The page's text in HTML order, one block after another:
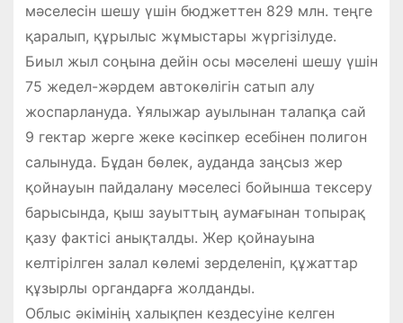
мәселесін шешу үшін бюджеттен 829 млн. теңге
қаралып, құрылыс жұмыстары жүргізілуде.
Биыл жыл соңына дейін осы мәселені шешу үшін
75 жедел-жәрдем автокөлігін сатып алу
жоспарлануда. Ұялыжар ауылынан талапқа сай
9 гектар жерге жеке кәсіпкер есебінен полигон
салынуда. Бұдан бөлек, ауданда заңсыз жер
қойнауын пайдалану мәселесі бойынша тексеру
барысында, қыш зауыттың аумағынан топырақ
қазу фактісі анықталды. Жер қойнауына
келтірілген залал көлемі зерделеніп, құжаттар
құзырлы органдарға жолданды.
Облыс әкімінің халықпен кездесуіне келген